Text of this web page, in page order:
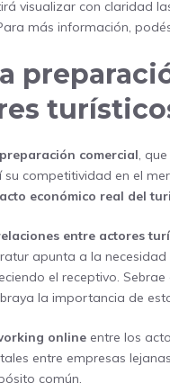
visualizar con claridad
más información,
comercial,
competitividad en el
económico real del
entre actores
apunta a la
el receptivo. Sebrae
la importancia de
online entre los
entre empresas
común.